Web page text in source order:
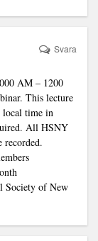
AM – 1200
This lecture
time in
All HSNY
recorded.
Society of New
Svara